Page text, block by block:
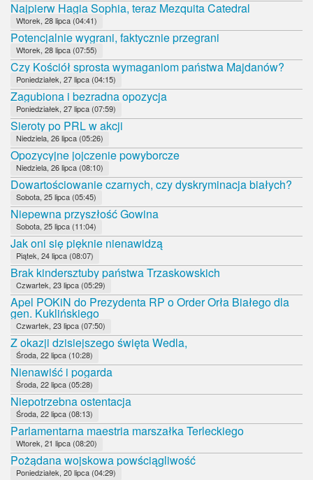
Najpierw Hagia Sophia, teraz Mezquita Catedral
Wtorek, 28 lipca (04:41)
Potencjalnie wygrani, faktycznie przegrani
Wtorek, 28 lipca (07:55)
Czy Kościół sprosta wymaganiom państwa Majdanów?
Poniedziałek, 27 lipca (04:15)
Zagubiona i bezradna opozycja
Poniedziałek, 27 lipca (07:59)
Sieroty po PRL w akcji
Niedziela, 26 lipca (05:26)
Opozycyjne jojczenie powyborcze
Niedziela, 26 lipca (08:10)
Dowartościowanie czarnych, czy dyskryminacja białych?
Sobota, 25 lipca (05:45)
Niepewna przyszłość Gowina
Sobota, 25 lipca (11:04)
Jak oni się pięknie nienawidzą
Piątek, 24 lipca (08:07)
Brak kindersztuby państwa Trzaskowskich
Czwartek, 23 lipca (05:29)
Apel POKiN do Prezydenta RP o Order Orła Białego dla
gen. Kuklińskiego
Czwartek, 23 lipca (07:50)
Z okazji dzisiejszego święta Wedla,
Środa, 22 lipca (10:28)
Nienawiść i pogarda
Środa, 22 lipca (05:28)
Niepotrzebna ostentacja
Środa, 22 lipca (08:13)
Parlamentarna maestria marszałka Terleckiego
Wtorek, 21 lipca (08:20)
Pożądana wojskowa powściągliwość
Poniedziałek, 20 lipca (04:29)